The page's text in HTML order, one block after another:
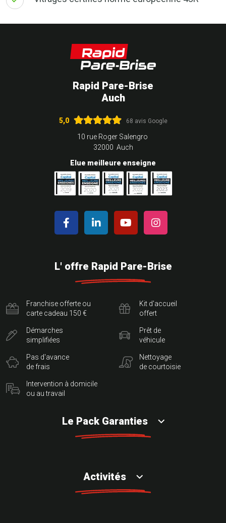
Rapid Pare-Brise
Auch
5,0 68 avis Google
10 rue Roger Salengro
32000 Auch
Elue meilleure enseigne
L' offre Rapid Pare-Brise
Franchise offerte ou
carte cadeau 150 €
Démarches
simplifiées
Pas d'avance
de frais
Intervention à domicile
ou au travail
Kit d'accueil
offert
Prêt de
véhicule
Nettoyage
de courtoisie
Le Pack Garanties
Activités